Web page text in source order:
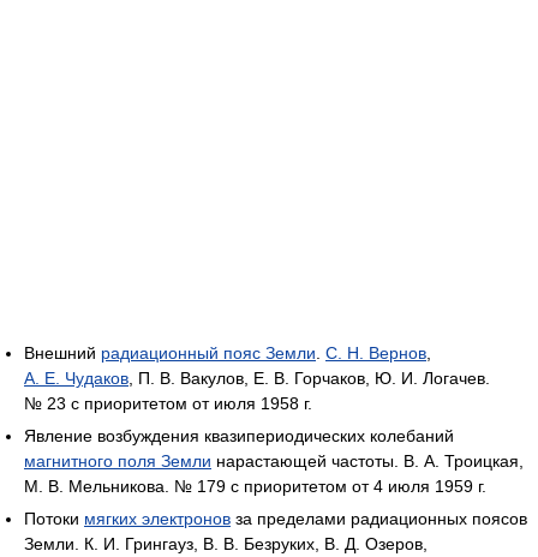
Внешний радиационный пояс Земли С. Н. Вернов
А. Е. Чудаков , П. В. Вакулов, Е. В. Горчаков, Ю. И. Логачев.
№ 23 с приоритетом от июля 1958 г.
Явление возбуждения квазипериодических колебаний
магнитного поля Земли нарастающей частоты. В. А. Троицкая,
М. В. Мельникова. № 179 с приоритетом от 4 июля 1959 г.
Потоки мягких электронов за пределами радиационных поясов
Земли. К. И. Грингауз, В. В. Безруких, В. Д. Озеров,